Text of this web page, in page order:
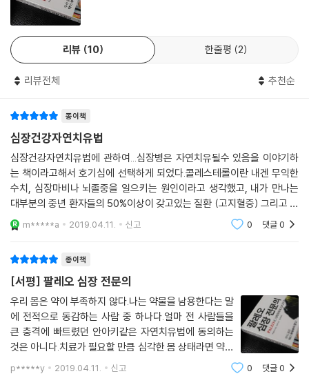
다. 종합병원이라는 환경 속에서 검사와 시술, 그리고 약물 치료만 허락되
었던 그가 마주한 절망이 있었다. 10억 이상의 연봉을 받던 잘 나가던 심장
내과 전문의가 환자들을 진료하면 할수록 생겨난 갈증과 답답함, 그것을
묻고 현실에 안주할 수도 있었지만, 그는 그러지 않았다. 불편한 진실을 정
면으로 마주했으며 파고들었다. 닥터 울프슨의 전문성에도 경의를 표하지
심혈관질환 예방을 위해 참고할 만한 최고의 지침서라고 확신한다.
조한경 감수자/ 미국 카이로프랙틱 척추신경전문의
『환자혁명』 저자, 『혁신적인 치료법으로 암을 치료하는 미국 의사들』역자
최고 심장내과 전문의 아들은 아버지의 뒤를 이어 심장내과 전문의가 되었
고 수년간의 진료 끝에 건강에 관한 과학과 이치를 깨우치기에 이르렀다.
잭 울프슨 박사는 자가 치유력에 대한 깊은 이해를 가지고 있을 뿐만 아니
라, 환자들의 삶의 질을 획기적으로 개선시키는 능력을 가지고 있다.
내가 읽는 대부분의 책은 수박 겉핥기식으로 책장의 공간을 채우는 용도이
지만, 이 책만큼은 곁에 두고 형광펜으로 노랗게 줄을 그어가며 읽고 있다.
나의 환자들을 위해 복사하느라고 척추 스트레스까지 받고 있다. 울프슨
박사는, 동료 의사들의 따가운 시선에도 불구하고 오직 환자들을 위해 최
선을 다하는 진정한 의사이다.
- 데커 와이즈 (자연요법 전문의, FASA, FFCC)
나는 한때 잭 울프슨 박사와 함께 중환자실 환자들을 돌보는 특권을 누렸
다. 과학과 치료에 대한 울프슨 박사의 열정은 그 분야에 커다란 변혁을 가
져 왔다. 울프슨 박사는 통합 심장의학 분야의 리더이며, 오랫동안 지혜롭
게 환자들을 이끌어 왔다. 이 세상은 이렇게 진실한 사람을 필요로 한다. 이
필독서를 통해 울프슨 박사는 신념을 가지고 자신의 지식을 세상과 나누고
있다. 삶을 바꿔 줄 정보에 독자들이 쉽게 접근할 수 있도록 매우 개인적인
차원에서 접근하고 있다.
- 하이디 커닝햄 (중환자 관리과 간호사)
리뷰 10 한줄평 2
리뷰전체 추천순
종이책
심장건강자연치유법
심장건강자연치유법에 관하여...심장병은 자연치유될수 있음을 이야기하
는 책이라고해서 호기심에 선택하게 되었다.콜레스테롤이란 내겐 무익한
수치, 심장마비나 뇌졸중을 일으키는 원인이라고 생각했고, 내가 만나는
대부분의 중년 환자들의 50%이상이 갖고있는 질환 (고지혈증) 그리고 그
로인해 처방되는 고지혈증약을 떠올렸다. 그러나 첫장부터 나의 생각을 산
산히 부셔주었다. 테스
m*****a 2019.04.11. 신고 0 댓글0
종이책
[서평] 팔레오 심장 전문의
우리 몸은 약이 부족하지 않다.나는 약물을 남용한다는 말
에 전적으로 동감하는 사람 중 하나다.얼마 전 사람들을
큰 충격에 빠트렸던 안아키같은 자연치유법에 동의하는
것은 아니다.치료가 필요할 만큼 심각한 몸 상태라면 약을
쓰고 수술을 하는 것이 당연하다.하지만 운동이나 식이요
법으로 내 몸을 개선시킬 수 있다는 것엔 전적으로 공감하
p*****y 2019.04.11. 신고 0 댓글0